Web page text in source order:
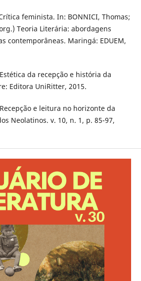
feminista. In: BONNICI, Thomas;
Teoria Literária: abordagens
contemporâneas. Maringá: EDUEM,
da recepção e história da
Editora UniRitter, 2015.
e leitura no horizonte da
Neolatinos. v. 10, n. 1, p. 85-97,